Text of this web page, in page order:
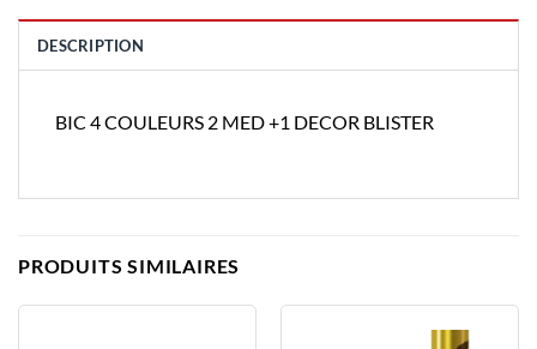
DESCRIPTION
BIC 4 COULEURS 2 MED +1 DECOR BLISTER
PRODUITS SIMILAIRES